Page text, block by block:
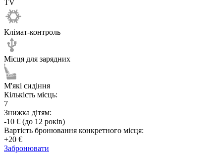
TV
Клімат-контроль
Місця для зарядних
М'які сидіння
Кількість місць:
7
Знижка дітям:
-10 € (до 12 років)
Вартість бронювання конкретного місця:
+20 €
Забронювати